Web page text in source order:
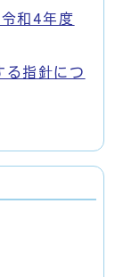
和4年度
る指針につ